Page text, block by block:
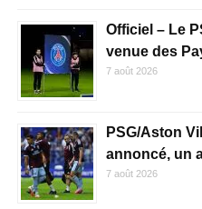
Officiel – Le
venue des
7 août 2026
PSG/Aston
annoncé, un
7 août 2026